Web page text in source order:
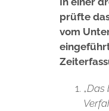
prüfte
vom
„Das